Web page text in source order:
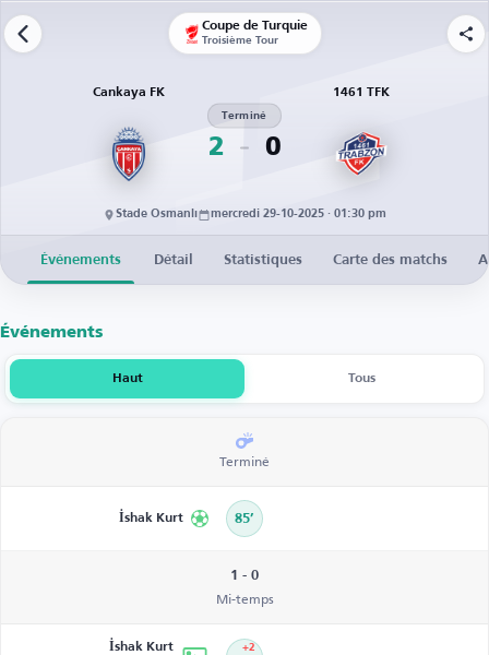
Coupe de Turquie
Troisième Tour
Cankaya FK
2
Terminé
0
1461 TFK
Stade Osmanlı mercredi 29-10-2025 · 01:30 pm
Événements Détail Statistiques Carte des matchs
Événements
Haut Tous
Terminé
İshak Kurt 85’
1 - 0
Mi-temps
İshak Kurt +2